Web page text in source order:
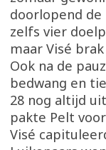
doorlopend
zelfs vier
maar Visé
Ook na de
bedwang en
28 nog altijd
pakte Pelt
Visé